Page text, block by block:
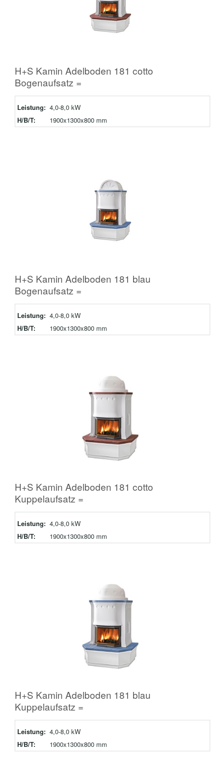
H+S Kamin Adelboden 181 cotto
Bogenaufsatz =
Leistung: 4,0-8,0 kW
H/B/T:
1900x1300x800 mm
H+S Kamin Adelboden 181 blau
Bogenaufsatz =
Leistung: 4,0-8,0 kW
H/B/T:
1900x1300x800 mm
H+S Kamin Adelboden 181 cotto
Kuppelaufsatz =
Leistung: 4,0-8,0 kW
H/B/T:
1900x1300x800 mm
H+S Kamin Adelboden 181 blau
Kuppelaufsatz =
Leistung: 4,0-8,0 kW
H/B/T:
1900x1300x800 mm